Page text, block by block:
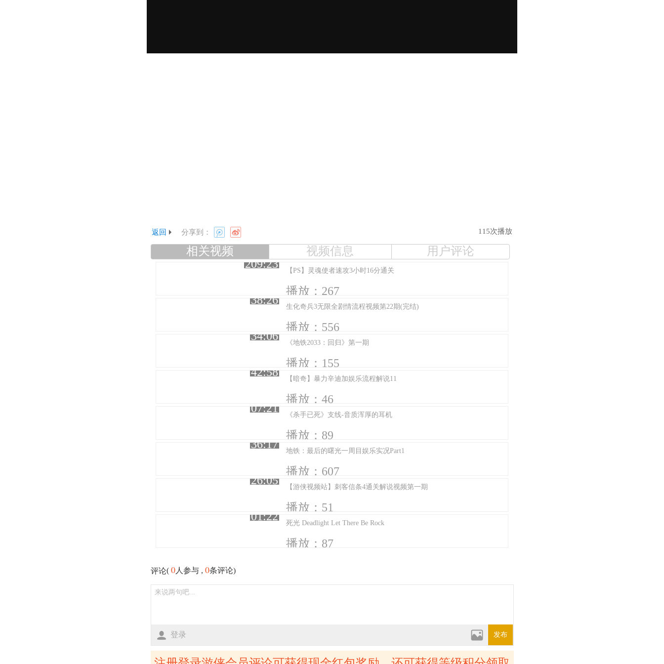
返回 分享到： 115次播放
相关视频 视频信息
用户评论
209:23
【PS】灵魂使者速攻3小时16分通关
播放：267
38:26
生化奇兵3无限全剧情流程视频第22期(完结)
播放：556
34:06
《地铁2033：回归》第一期
播放：155
42:58
【暗奇】暴力辛迪加娱乐流程解说11
播放：46
07:21
《杀手已死》支线-音质浑厚的耳机
播放：89
36:17
地铁：最后的曙光一周目娱乐实况Part1
播放：607
26:05
【游侠视频站】刺客信条4通关解说视频第一期
播放：51
01:22
死光 Deadlight Let There Be Rock
播放：87
评论( 0人参与 , 0条评论)
登录 发布